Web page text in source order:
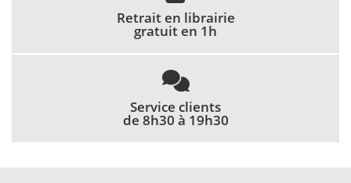
Retrait en librairie
gratuit en 1h
Service clients
de 8h30 à 19h30